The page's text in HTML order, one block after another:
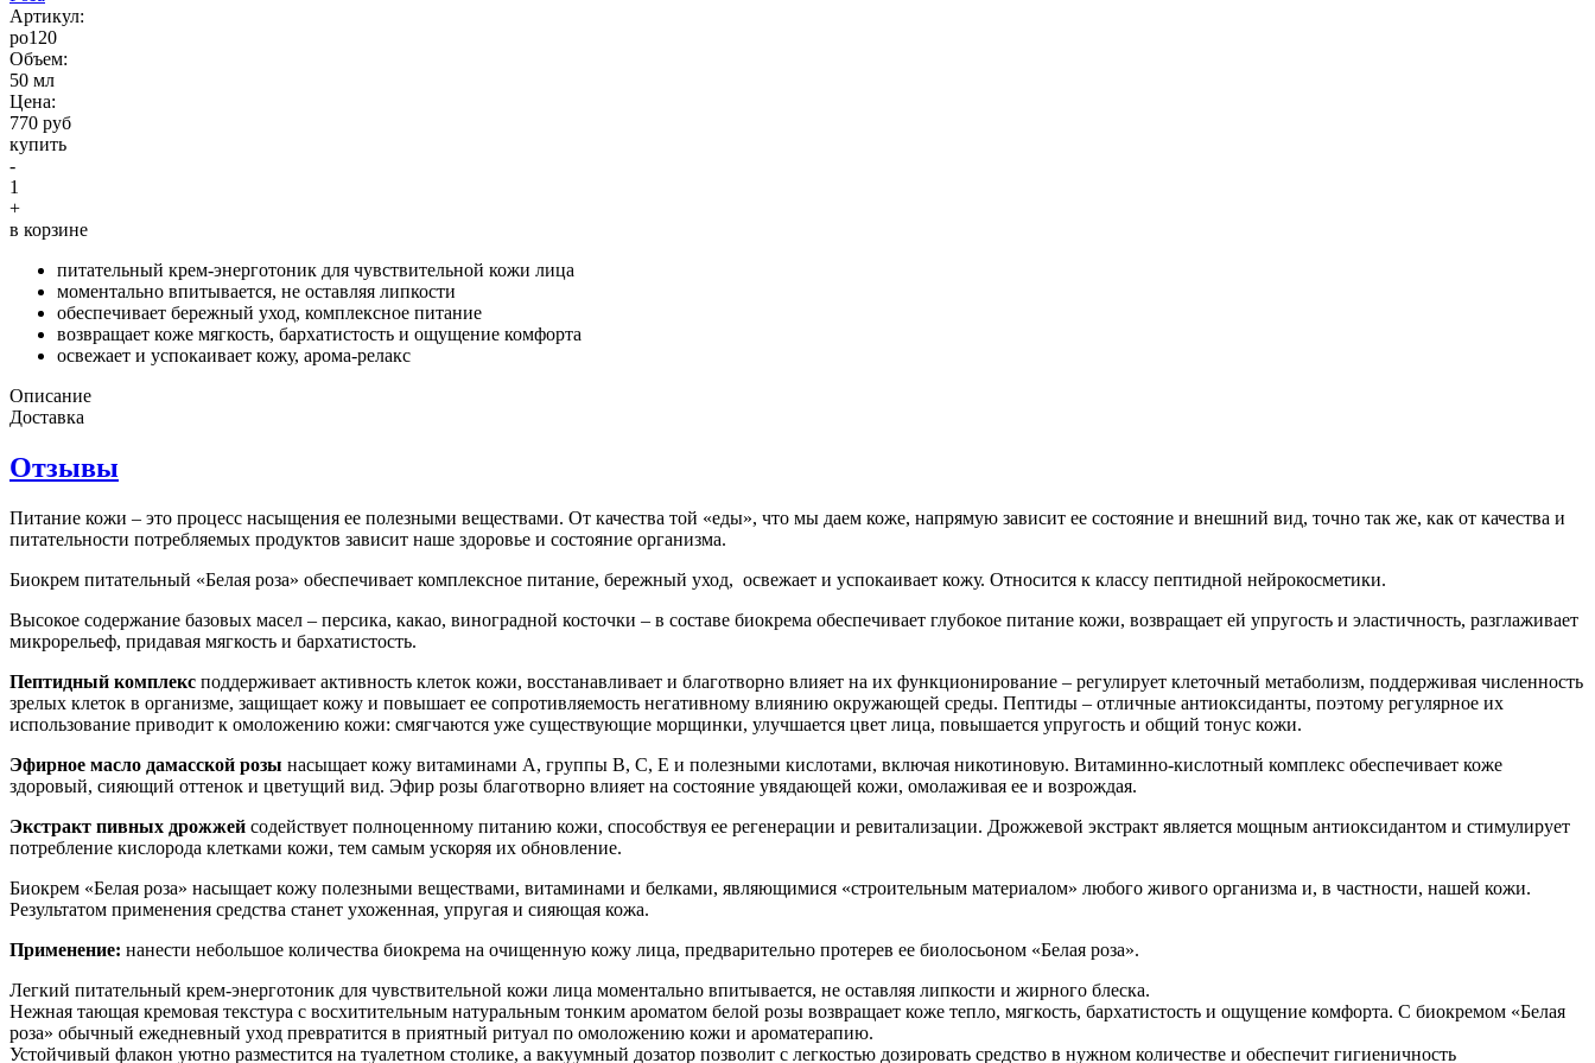
Aртикул:
ро120
Объем:
50 мл
Цена:
770 руб
купить
-
1
+
в корзине
питательный крем-энерготоник для чувствительной кожи лица
моментально впитывается, не оставляя липкости
обеспечивает бережный уход, комплексное питание
возвращает коже мягкость, бархатистость и ощущение комфорта
освежает и успокаивает кожу, арома-релакс
Описание
Доставка
Отзывы
Питание кожи – это процесс насыщения ее полезными веществами. От качества той «еды», что мы даем коже, напрямую зависит ее состояние и внешний вид, точно так же, как от качества и
питательности потребляемых продуктов зависит наше здоровье и состояние организма.
Биокрем питательный «Белая роза» обеспечивает комплексное питание, бережный уход, освежает и успокаивает кожу. Относится к классу пептидной нейрокосметики.
Высокое содержание базовых масел – персика, какао, виноградной косточки – в составе биокрема обеспечивает глубокое питание кожи, возвращает ей упругость и эластичность, разглаживает
микрорельеф, придавая мягкость и бархатистость.
Пептидный комплекс поддерживает активность клеток кожи, восстанавливает и благотворно влияет на их функционирование – регулирует клеточный метаболизм, поддерживая численность
зрелых клеток в организме, защищает кожу и повышает ее сопротивляемость негативному влиянию окружающей среды. Пептиды – отличные антиоксиданты, поэтому регулярное их
использование приводит к омоложению кожи: смягчаются уже существующие морщинки, улучшается цвет лица, повышается упругость и общий тонус кожи.
Эфирное масло дамасской розы насыщает кожу витаминами А, группы B, С, Е и полезными кислотами, включая никотиновую. Витаминно-кислотный комплекс обеспечивает коже
здоровый, сияющий оттенок и цветущий вид. Эфир розы благотворно влияет на состояние увядающей кожи, омолаживая ее и возрождая.
Экстракт пивных дрожжей содействует полноценному питанию кожи, способствуя ее регенерации и ревитализации. Дрожжевой экстракт является мощным антиоксидантом и стимулирует
потребление кислорода клетками кожи, тем самым ускоряя их обновление.
Биокрем «Белая роза» насыщает кожу полезными веществами, витаминами и белками, являющимися «строительным материалом» любого живого организма и, в частности, нашей кожи.
Результатом применения средства станет ухоженная, упругая и сияющая кожа.
Применение: нанести небольшое количества биокрема на очищенную кожу лица, предварительно протерев ее биолосьоном «Белая роза».
Легкий питательный крем-энерготоник для чувствительной кожи лица моментально впитывается, не оставляя липкости и жирного блеска.
Нежная тающая кремовая текстура с восхитительным натуральным тонким ароматом белой розы возвращает коже тепло, мягкость, бархатистость и ощущение комфорта. С биокремом «Белая
роза» обычный ежедневный уход превратится в приятный ритуал по омоложению кожи и ароматерапию.
Устойчивый флакон уютно разместится на туалетном столике, а вакуумный дозатор позволит с легкостью дозировать средство в нужном количестве и обеспечит гигиеничность